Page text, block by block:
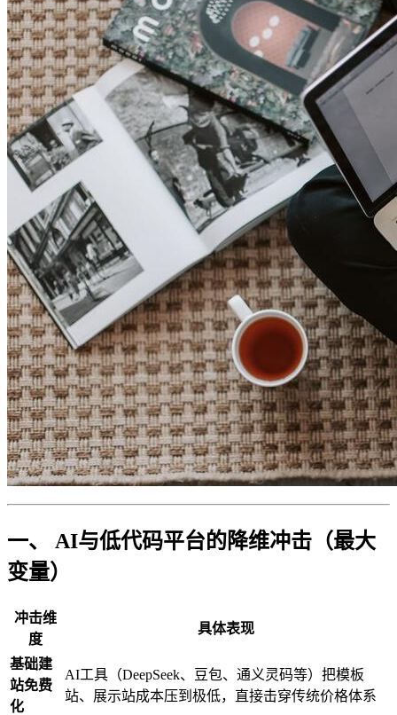
一、 AI与低代码平台的降维冲击（最大
变量）
冲击维
度
具体表现
基础建
站免费
化
AI工具（DeepSeek、豆包、通义灵码等）把模板
站、展示站成本压到极低，直接击穿传统价格体系